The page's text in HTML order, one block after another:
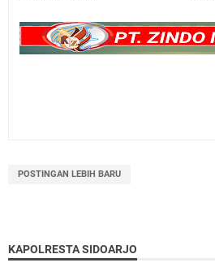
POSTINGAN LEBIH BARU
KAPOLRESTA SIDOARJO